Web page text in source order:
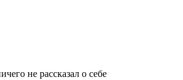
не рассказал о себе